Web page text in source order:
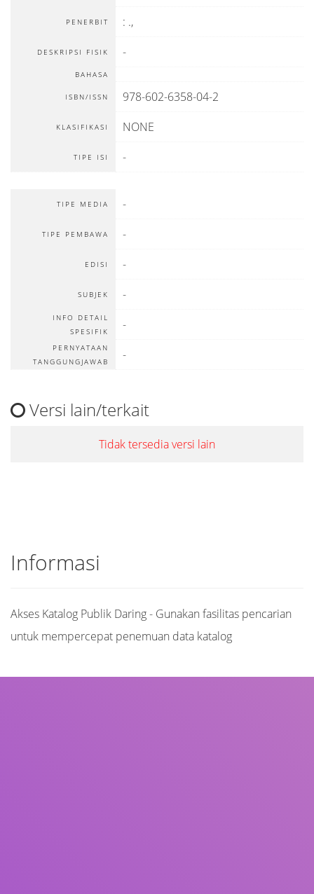
PENERBIT : .,
DESKRIPSI FISIK -
BAHASA
ISBN/ISSN 978-602-6358-04-2
KLASIFIKASI NONE
TIPE ISI -
TIPE MEDIA -
TIPE PEMBAWA -
EDISI -
SUBJEK -
INFO DETAIL
SPESIFIK
-
PERNYATAAN
TANGGUNGJAWAB
-
Versi lain/terkait
Tidak tersedia versi lain
Informasi
Akses Katalog Publik Daring - Gunakan fasilitas pencarian
untuk mempercepat penemuan data katalog